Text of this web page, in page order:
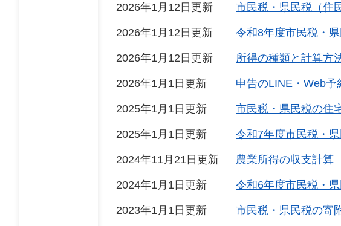
2026年1月12日更新 市民税・県民税（住
2026年1月12日更新 令和8年度市民税・
2026年1月12日更新 所得の種類と計算方
2026年1月1日更新 申告のLINE・Web予
2025年1月1日更新 市民税・県民税の住
2025年1月1日更新 令和7年度市民税・
2024年11月21日更新 農業所得の収支計算
2024年1月1日更新 令和6年度市民税・
2023年1月1日更新 市民税・県民税の寄